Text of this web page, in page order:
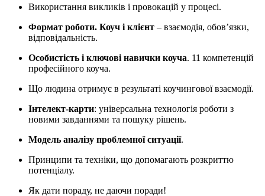
Використання викликів і провокацій у процесі.
Формат роботи. Коуч і клієнт – взаємодія, обов’язки,
відповідальність.
Особистість і ключові навички коуча. 11 компетенцій
професійного коуча.
Що людина отримує в результаті коучингової взаємодії.
Інтелект-карти: універсальна технологія роботи з
новими завданнями та пошуку рішень.
Модель аналізу проблемної ситуації.
Принципи та техніки, що допомагають розкриттю
потенціалу.
Як дати пораду, не даючи поради!